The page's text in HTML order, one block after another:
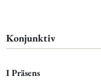
Konjunktiv
I Präsens